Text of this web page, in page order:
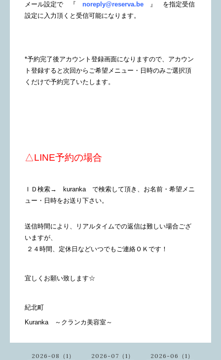
メール設定で 『 noreply@reserva.be
』 を指定受信
設定に入力頂くと受信可能になります。
*予約完了後アカウント登録画面になりますので、アカウン
ト登録すると次回からご希望メニュー・日時のみご選択頂
くだけで予約完了いたします。
△LINE予約の場合
ＩＤ検索→ kuranka で検索して頂き、お名前・希望メニ
ュー・日時をお送り下さい。
送信時間により、リアルタイムでの返信は難しい場合ござ
いますが、
２４時間、定休日などいつでもご連絡ＯＫです！
宜しくお願い致します☆
紀北町
Kuranka ～クランカ美容室～
2026-08（1） 2026-07（1） 2026-06（1）